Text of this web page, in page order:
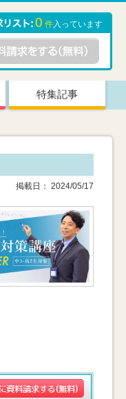
0 件入っています
特集記事
掲載日： 2024/05/17